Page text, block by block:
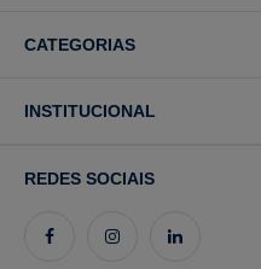
CATEGORIAS
INSTITUCIONAL
REDES SOCIAIS